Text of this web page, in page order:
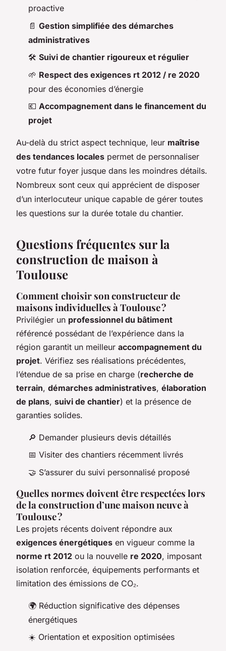
proactive
📄 Gestion simplifiée des démarches
administratives
🛠️ Suivi de chantier rigoureux et régulier
🌱 Respect des exigences rt 2012 / re 2020
pour des économies d’énergie
💶 Accompagnement dans le financement du
projet
Au-delà du strict aspect technique, leur maîtrise
des tendances locales permet de personnaliser
votre futur foyer jusque dans les moindres détails.
Nombreux sont ceux qui apprécient de disposer
d’un interlocuteur unique capable de gérer toutes
les questions sur la durée totale du chantier.
Questions fréquentes sur la
construction de maison à
Toulouse
Comment choisir son constructeur de
maisons individuelles à Toulouse ?
Privilégier un professionnel du bâtiment
référencé possédant de l’expérience dans la
région garantit un meilleur accompagnement du
projet. Vérifiez ses réalisations précédentes,
l’étendue de sa prise en charge (recherche de
terrain, démarches administratives, élaboration
de plans, suivi de chantier) et la présence de
garanties solides.
🔎 Demander plusieurs devis détaillés
📅 Visiter des chantiers récemment livrés
🤝 S’assurer du suivi personnalisé proposé
Quelles normes doivent être respectées lors
de la construction d’une maison neuve à
Toulouse ?
Les projets récents doivent répondre aux
exigences énergétiques en vigueur comme la
norme rt 2012 ou la nouvelle re 2020, imposant
isolation renforcée, équipements performants et
limitation des émissions de CO₂.
🌍 Réduction significative des dépenses
énergétiques
☀️ Orientation et exposition optimisées